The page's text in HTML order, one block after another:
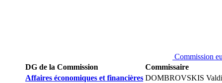
Commission
DG de la Commission
Commissaire
Affaires économiques et financières DOMBROVSKIS